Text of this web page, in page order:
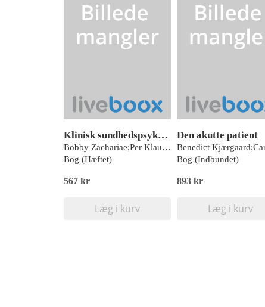
Klinisk sundhedspsykologi
Bobby Zachariae;Per Klausen Fink;Torben Jørgensen;Mikael Thastum;Mikkel Arendt;Lisbeth Frostholm;Kaj Sparle Christensen;Tina Birgitte Wisbech Carstensen;John Weinman;Lene Vase Toft;Charlotte Ulrikka Rask;Bo Bach;Tonny Elmose Andersen;Thomas Tandrup Lamm;Ali Amidi;Heidi Frølund Pedersen;Maja O’Connor;Majbritt Mostrup Pedersen;Gitta Wörtwein;Tine Bennedsen Gehrt;Elisabeth Larsen Engholm
Bog (Hæftet)
567 kr
Læg i kurv
Den akutte patient
Bog (Indbundet)
893 kr
Læg i kurv